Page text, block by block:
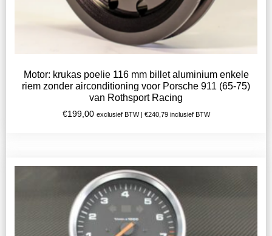
Motor: krukas poelie 116 mm billet aluminium enkele
riem zonder airconditioning voor Porsche 911 (65-75)
van Rothsport Racing
€199,00 exclusief BTW | €240,79inclusief BTW